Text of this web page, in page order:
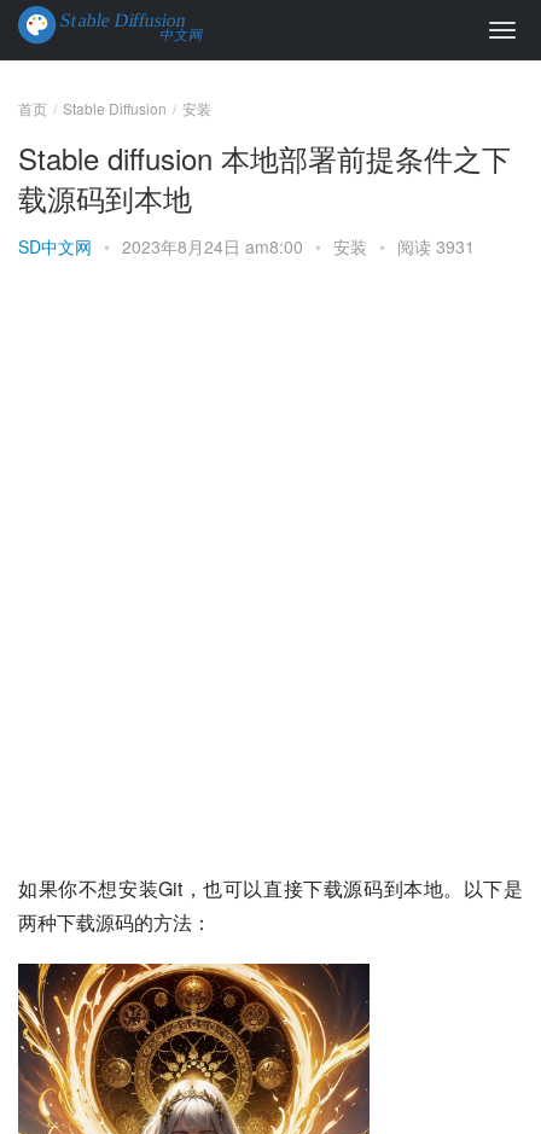
首页 Stable Diffusion 安装
Stable diffusion 本地部署前提条件之下
载源码到本地
SD中文网 • 2023年8月24日 am8:00 • 安装 • 阅读 3931
如果你不想安装Git，也可以直接下载源码到本地。以下是
两种下载源码的方法：